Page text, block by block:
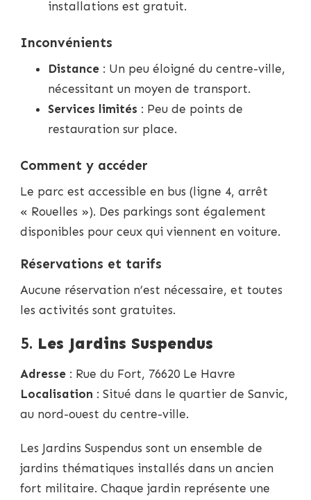
installations est gratuit.
Inconvénients
Distance : Un peu éloigné du centre-ville,
nécessitant un moyen de transport.
Services limités : Peu de points de
restauration sur place.
Comment y accéder
Le parc est accessible en bus (ligne 4, arrêt
« Rouelles »). Des parkings sont également
disponibles pour ceux qui viennent en voiture.
Réservations et tarifs
Aucune réservation n’est nécessaire, et toutes
les activités sont gratuites.
5. Les Jardins Suspendus
Adresse : Rue du Fort, 76620 Le Havre
Localisation : Situé dans le quartier de Sanvic,
au nord-ouest du centre-ville.
Les Jardins Suspendus sont un ensemble de
jardins thématiques installés dans un ancien
fort militaire. Chaque jardin représente une